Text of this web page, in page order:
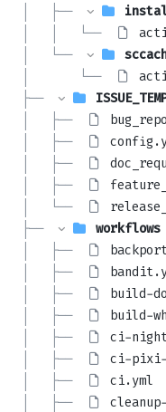
│   │   ├──
│   │   │   └──
│   │   └──
│   │       └──
│   ├──
│   │   ├──
│   │   ├──
│   │   ├──
│   │   ├──
│   │   └──
│   ├──
workflows
│   │   ├──
│   │   ├──
│   │   ├──
build-
│   │   ├──
build-
│   │   ├──
ci-
│   │   ├──
ci-pixi-
│   │   ├──
ci.yml
│   │   ├──